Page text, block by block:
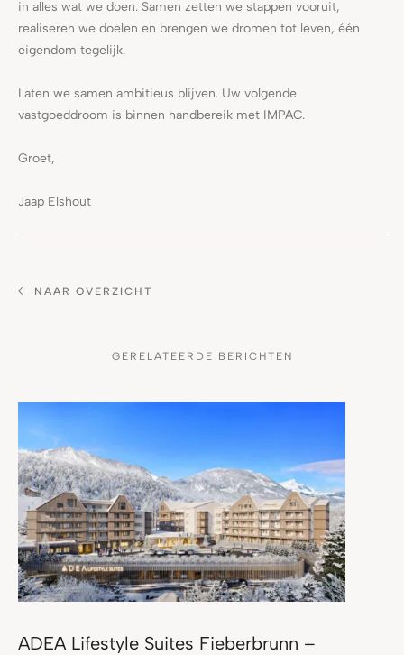
in alles wat we doen. Samen zetten we stappen vooruit,
realiseren we doelen en brengen we dromen tot leven, één
eigendom tegelijk.
Laten we samen ambitieus blijven. Uw volgende
vastgoeddroom is binnen handbereik met IMPAC.
Groet,
Jaap Elshout
NAAR OVERZICHT
GERELATEERDE BERICHTEN
ADEA Lifestyle Suites Fieberbrunn –